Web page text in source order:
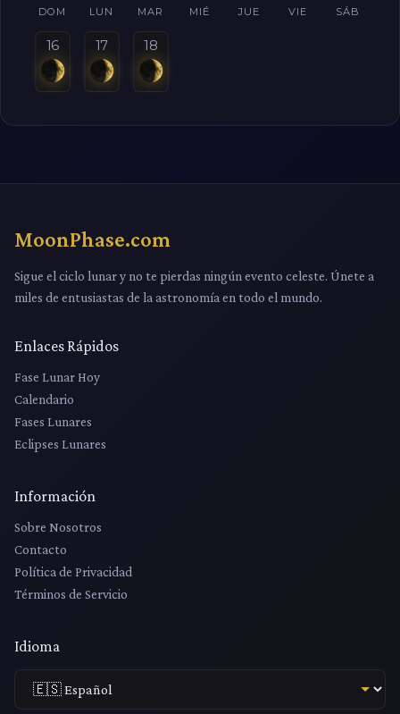
DOM LUN MAR MIÉ JUE VIE SÁB
16 17 18
MoonPhase.com
Sigue el ciclo lunar y no te pierdas ningún evento celeste. Únete a
miles de entusiastas de la astronomía en todo el mundo.
Enlaces Rápidos
Fase Lunar Hoy
Calendario
Fases Lunares
Eclipses Lunares
Información
Sobre Nosotros
Contacto
Política de Privacidad
Términos de Servicio
Idioma